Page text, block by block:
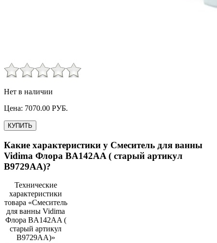
Нет в наличии
Цена: 7070.00 РУБ.
КУПИТЬ
Какие характеристики у Смеситель для ванны
Vidima Флора BA142AA ( старый артикул
B9729AA)?
Технические
характеристики
товара «Смеситель
для ванны Vidima
Флора BA142AA (
старый артикул
B9729AA)»